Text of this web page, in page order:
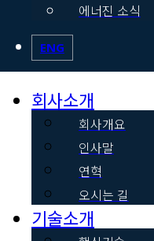
에너진 소식
ENG
회사소개
회사개요
인사말
연혁
오시는 길
기술소개